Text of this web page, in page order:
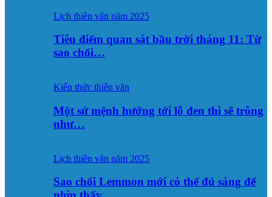
Lịch thiên văn năm 2025
Tiêu điểm quan sát bầu trời tháng 11: Từ
sao chổi…
Kiến thức thiên văn
Một sứ mệnh hướng tới lỗ đen thì sẽ trông
như…
Lịch thiên văn năm 2025
Sao chổi Lemmon mới có thể đủ sáng để